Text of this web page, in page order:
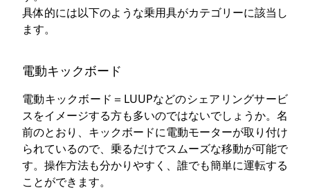
具体的には以下のような乗用具がカテゴリーに該当し
ます。
電動キックボード
電動キックボード＝LUUPなどのシェアリングサービ
スをイメージする方も多いのではないでしょうか。名
前のとおり、キックボードに電動モーターが取り付け
られているので、乗るだけでスムーズな移動が可能で
す。操作方法も分かりやすく、誰でも簡単に運転する
ことができます。